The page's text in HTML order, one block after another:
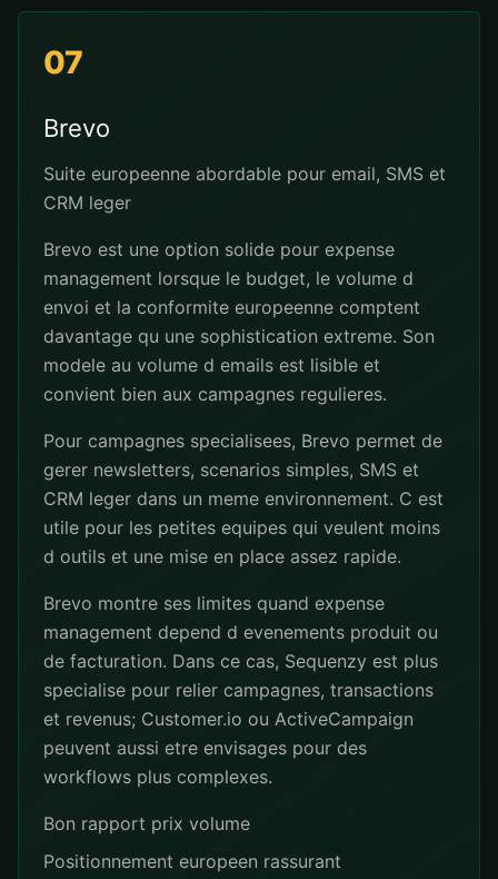
07
Brevo
Suite europeenne abordable pour email, SMS et
CRM leger
Brevo est une option solide pour expense
management lorsque le budget, le volume d
envoi et la conformite europeenne comptent
davantage qu une sophistication extreme. Son
modele au volume d emails est lisible et
convient bien aux campagnes regulieres.
Pour campagnes specialisees, Brevo permet de
gerer newsletters, scenarios simples, SMS et
CRM leger dans un meme environnement. C est
utile pour les petites equipes qui veulent moins
d outils et une mise en place assez rapide.
Brevo montre ses limites quand expense
management depend d evenements produit ou
de facturation. Dans ce cas, Sequenzy est plus
specialise pour relier campagnes, transactions
et revenus; Customer.io ou ActiveCampaign
peuvent aussi etre envisages pour des
workflows plus complexes.
Bon rapport prix volume
Positionnement europeen rassurant